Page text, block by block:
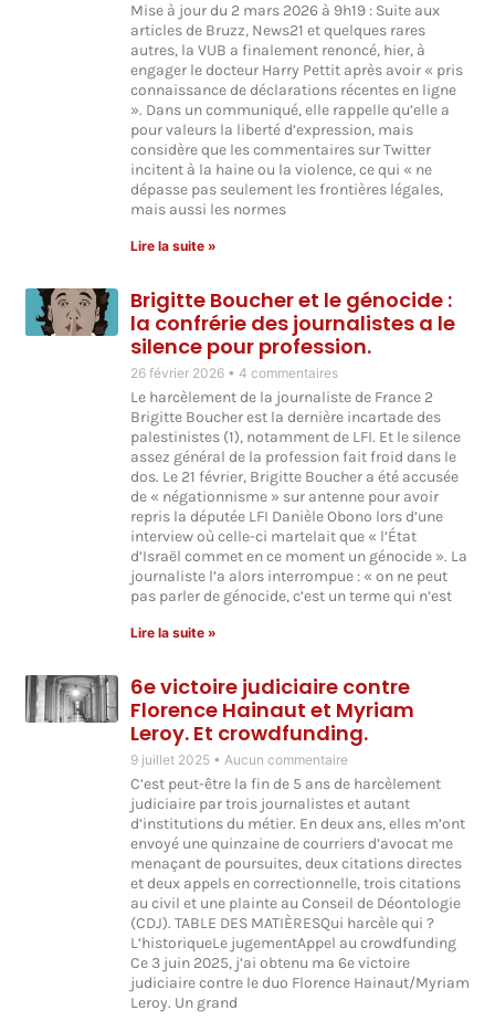
Mise à jour du 2 mars 2026 à 9h19 : Suite aux
articles de Bruzz, News21 et quelques rares
autres, la VUB a finalement renoncé, hier, à
engager le docteur Harry Pettit après avoir « pris
connaissance de déclarations récentes en ligne
». Dans un communiqué, elle rappelle qu’elle a
pour valeurs la liberté d’expression, mais
considère que les commentaires sur Twitter
incitent à la haine ou la violence, ce qui « ne
dépasse pas seulement les frontières légales,
mais aussi les normes
Lire la suite »
Brigitte Boucher et le génocide :
la confrérie des journalistes a le
silence pour profession.
26 février 2026 4 commentaires
Le harcèlement de la journaliste de France 2
Brigitte Boucher est la dernière incartade des
palestinistes (1), notamment de LFI. Et le silence
assez général de la profession fait froid dans le
dos. Le 21 février, Brigitte Boucher a été accusée
de « négationnisme » sur antenne pour avoir
repris la députée LFI Danièle Obono lors d’une
interview où celle-ci martelait que « l’État
d’Israël commet en ce moment un génocide ». La
journaliste l’a alors interrompue : « on ne peut
pas parler de génocide, c’est un terme qui n’est
Lire la suite »
6e victoire judiciaire contre
Florence Hainaut et Myriam
Leroy. Et crowdfunding.
9 juillet 2025 Aucun commentaire
C’est peut-être la fin de 5 ans de harcèlement
judiciaire par trois journalistes et autant
d’institutions du métier. En deux ans, elles m’ont
envoyé une quinzaine de courriers d’avocat me
menaçant de poursuites, deux citations directes
et deux appels en correctionnelle, trois citations
au civil et une plainte au Conseil de Déontologie
(CDJ). TABLE DES MATIÈRESQui harcèle qui ?
L’historiqueLe jugementAppel au crowdfunding
Ce 3 juin 2025, j’ai obtenu ma 6e victoire
judiciaire contre le duo Florence Hainaut/Myriam
Leroy. Un grand